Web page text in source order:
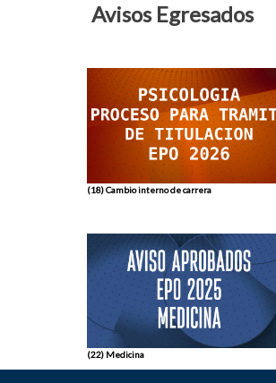
Avisos Egresados
(18) Cambio interno de carrera
(22) Medicina